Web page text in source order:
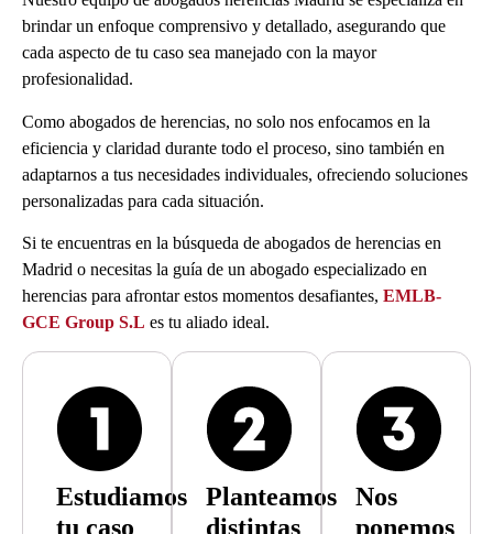
brindar un enfoque comprensivo y detallado, asegurando que
cada aspecto de tu caso sea manejado con la mayor
profesionalidad.
Como abogados de herencias, no solo nos enfocamos en la
eficiencia y claridad durante todo el proceso, sino también en
adaptarnos a tus necesidades individuales, ofreciendo soluciones
personalizadas para cada situación.
Si te encuentras en la búsqueda de abogados de herencias en
Madrid o necesitas la guía de un abogado especializado en
herencias para afrontar estos momentos desafiantes, EMLB-
GCE Group S.L es tu aliado ideal.
Estudiamos
tu caso
Planteamos
distintas
Nos
ponemos